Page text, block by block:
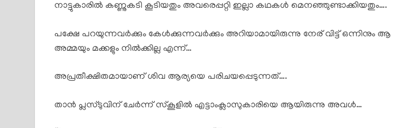
നാട്ടുകാരിൽ കണ്ണുകടി കൂടിയതും അവരെപ്പറ്റി ഇല്ലാ കഥകൾ മെനഞ്ഞുണ്ടാക്കിയതും….
പക്ഷേ പറയുന്നവർക്കും കേൾക്കുന്നവർക്കും അറിയാമായിരുന്നു നേര് വിട്ട് ഒന്നിനും ആ
അമ്മയും മക്കളും നിൽക്കില്ല എന്ന്…
അപ്രതീക്ഷിതമായാണ് ശിവ ആര്യയെ പരിചയപ്പെടുന്നത്….
താൻ പ്ലസ്ടുവിന് ചേർന്ന് സ്കൂളിൽ എട്ടാംക്ലാസുകാരിയെ ആയിരുന്നു അവൾ…